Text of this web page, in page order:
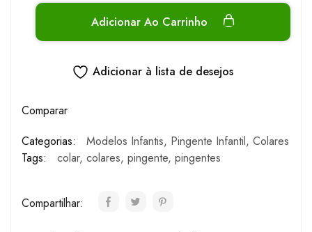
Adicionar Ao Carrinho
Adicionar à lista de desejos
Comparar
Categorias:
Modelos Infantis, Pingente Infantil, Colares
Tags:
colar, colares, pingente, pingentes
Compartilhar: